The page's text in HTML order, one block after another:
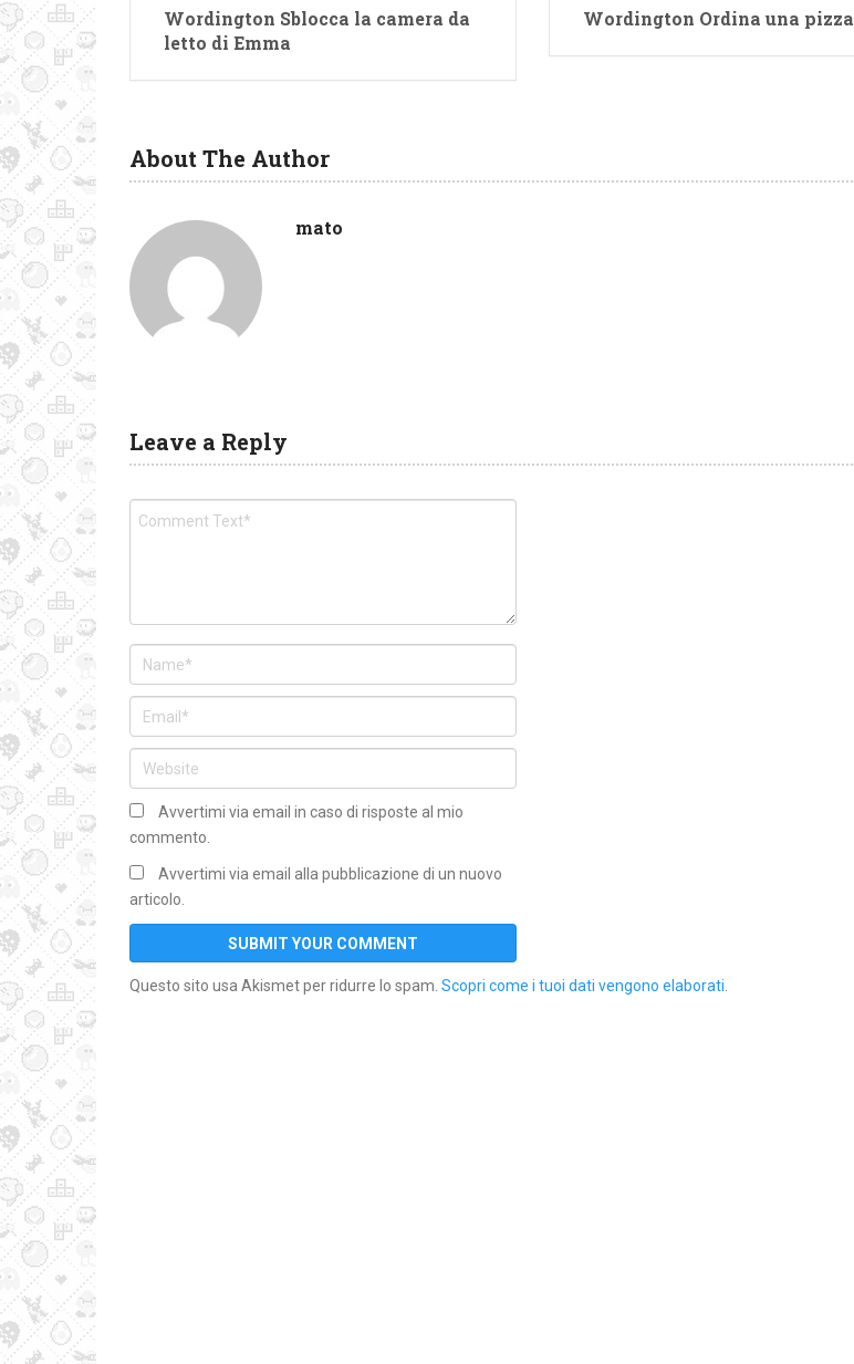
Wordington Sblocca la camera da
letto di Emma
Wordington Ordina una pizza
About The Author
mato
Leave a Reply
Avvertimi via email in caso di risposte al mio
commento.
Avvertimi via email alla pubblicazione di un nuovo
articolo.
Questo sito usa Akismet per ridurre lo spam. Scopri come i tuoi dati vengono elaborati